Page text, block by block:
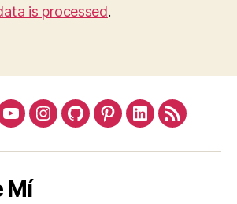
is processed.
YoutubeInstagram
GithubPinterestLinkedin
Feed
Mí